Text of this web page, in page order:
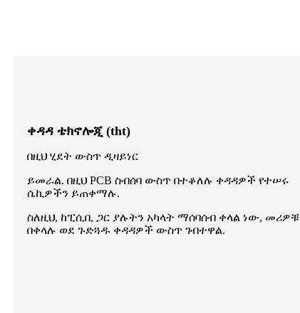
ቀዳዳ ቴክኖሎጂ (tht)
በዚህ ሂደት ውስጥ ዲዛይነር
ይመራል. በዚህ PCB ስብሰባ ውስጥ በተቆለሉ ቀዳዳዎች የተሠሩ
ሴኪዎችን ይጠቀማሉ.
ስለዚህ, ከፒሲቢ ጋር ያሉትን አካላት ማሰባሰብ ቀላል ነው, መሪዎቹ
በቀላሉ ወደ ጉድጓዱ ቀዳዳዎች ውስጥ ገብተዋል.